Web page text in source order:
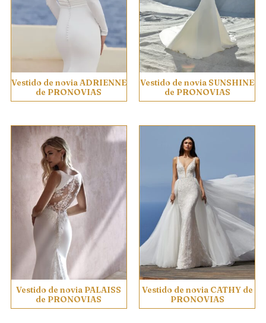
Vestido de novia ADRIENNE
de PRONOVIAS
Vestido de novia SUNSHINE
de PRONOVIAS
Vestido de novia PALAISS
de PRONOVIAS
Vestido de novia CATHY de
PRONOVIAS